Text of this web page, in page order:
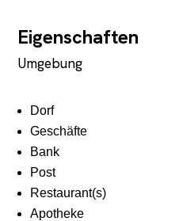
Eigenschaften
Umgebung
Dorf
Geschäfte
Bank
Post
Restaurant(s)
Apotheke